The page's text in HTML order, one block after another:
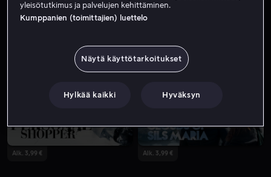
Alk. 3,99 €
Alk. 3,99 € Alk. 3,99 €
yleisötutkimus ja palvelujen kehittäminen.
Kumppanien (toimittajien) luettelo
Näytä käyttötarkoitukset
Hylkää kaikki Hyväksyn